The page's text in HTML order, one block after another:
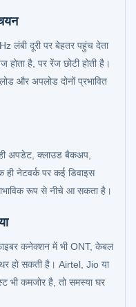
लंबी दूरी पर बेहतर पहुंच देता
है, पर रेंज छोटी होती है।
और अपलोड दोनों प्रभावित
अपडेट, क्लाउड बैकअप,
ही नेटवर्क पर कई डिवाइस
रूप से नीचे आ सकता है।
कनेक्शन में भी ONT, केबल
हो सकती है। Airtel, Jio या
भी कमजोर है, तो समस्या घर